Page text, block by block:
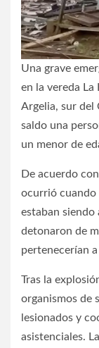
Una grave
en la vereda
Argelia, sur del
saldo una
un menor de
De acuerdo
ocurrió cuando
estaban siendo
detonaron de
pertenecerían
Tras la
organismos de
lesionados y
asistenciales.